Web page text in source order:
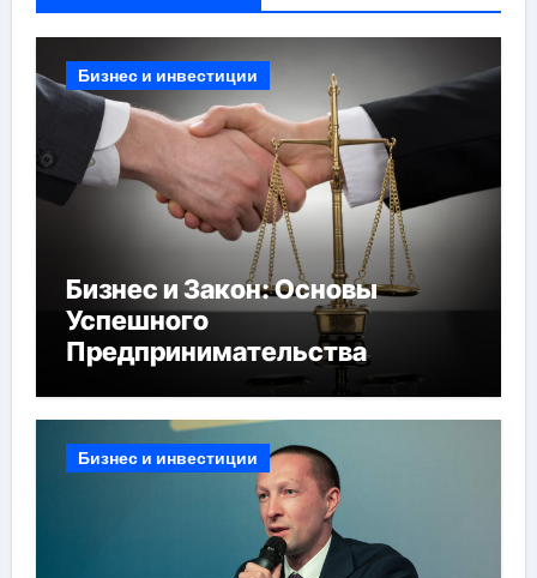
Бизнес и инвестиции
Бизнес и Закон: Основы
Успешного
Предпринимательства
Бизнес и инвестиции